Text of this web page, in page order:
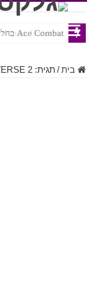
Ace Combat בחלל? לא, יותר מזה. ביקורת המשחק Chorus
Steven Universe והשירים שתורגמו בצורה נוראית לעברית
בית/תגית:2